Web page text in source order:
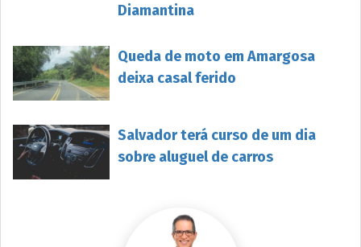
Diamantina
Queda de moto em Amargosa
deixa casal ferido
Salvador terá curso de um dia
sobre aluguel de carros